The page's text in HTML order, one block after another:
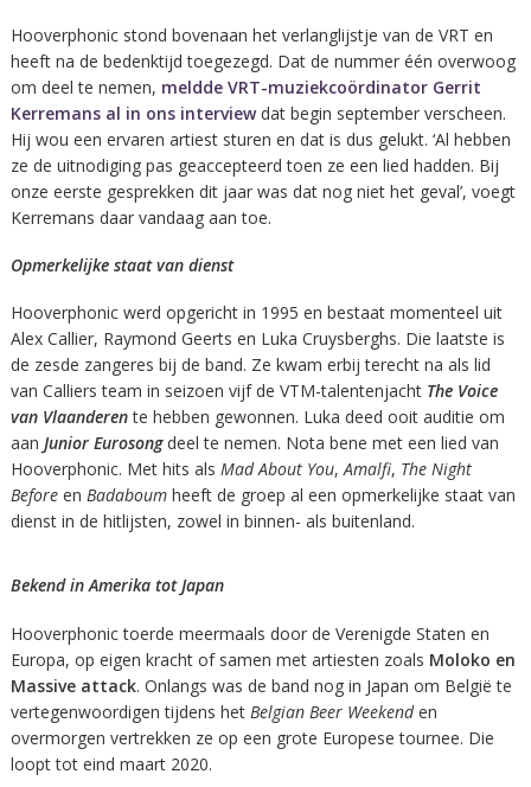
Hooverphonic stond bovenaan het verlanglijstje van de VRT en
heeft na de bedenktijd toegezegd. Dat de nummer één overwoog
om deel te nemen, meldde VRT-muziekcoördinator Gerrit
Kerremans al in ons interviewdat begin september verscheen.
Hij wou een ervaren artiest sturen en dat is dus gelukt. ‘Al hebben
ze de uitnodiging pas geaccepteerd toen ze een lied hadden. Bij
onze eerste gesprekken dit jaar was dat nog niet het geval’, voegt
Kerremans daar vandaag aan toe.
Opmerkelijke staat van dienst
Hooverphonic werd opgericht in 1995 en bestaat momenteel uit
Alex Callier, Raymond Geerts en Luka Cruysberghs. Die laatste is
de zesde zangeres bij de band. Ze kwam erbij terecht na als lid
van Calliers team in seizoen vijf de VTM-talentenjacht The Voice
van Vlaanderen te hebben gewonnen. Luka deed ooit auditie om
aan Junior Eurosongdeel te nemen. Nota bene met een lied van
Hooverphonic. Met hits als Mad About You,Amalfi, The Night
Before en Badaboum heeft de groep al een opmerkelijke staat van
dienst in de hitlijsten, zowel in binnen- als buitenland.
Bekend in Amerika tot Japan
Hooverphonic toerde meermaals door de Verenigde Staten en
Europa, op eigen kracht of samen met artiesten zoals Moloko en
Massive attack. Onlangs was de band nog in Japan om België te
vertegenwoordigen tijdens het Belgian Beer Weekenden
overmorgen vertrekken ze op een grote Europese tournee. Die
loopt tot eind maart 2020.